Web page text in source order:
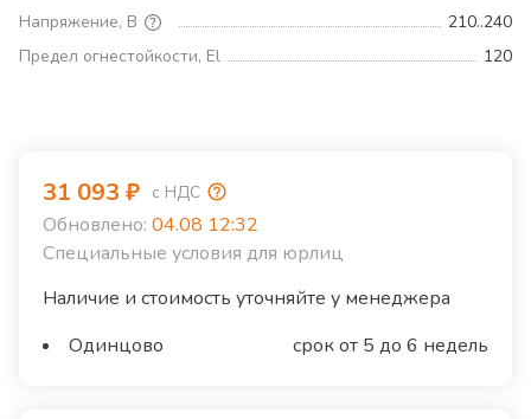
Напряжение, В
210..240
Предел огнестойкости, El
120
31 093 ₽ с НДС
Обновлено: 04.08 12:32
Специальные условия для юрлиц
Наличие и стоимость уточняйте у менеджера
Одинцово
срок от 5 до 6 недель